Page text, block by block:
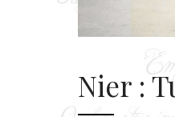
Nier :